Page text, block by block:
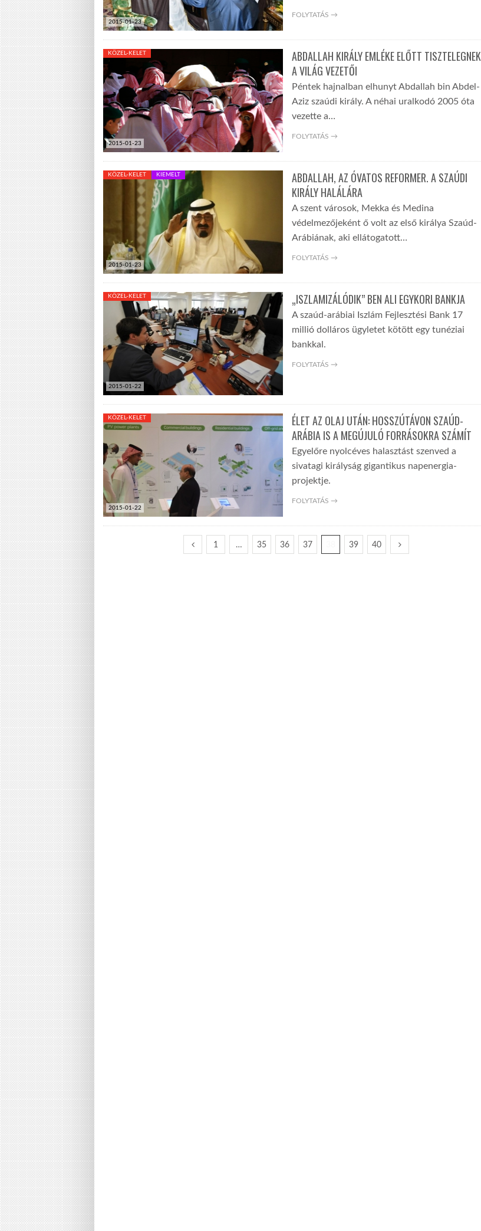
2015-01-23
FOLYTATÁS →
2015-01-23
KÖZEL-KELET
ABDALLAH KIRÁLY EMLÉKE ELŐTT TISZTELEGNEK
A VILÁG VEZETŐI
Péntek hajnalban elhunyt Abdallah bin Abdel-
Aziz szaúdi király. A néhai uralkodó 2005 óta
vezette a…
FOLYTATÁS →
2015-01-23
KÖZEL-KELET KIEMELT
ABDALLAH, AZ ÓVATOS REFORMER. A SZAÚDI
KIRÁLY HALÁLÁRA
A szent városok, Mekka és Medina
védelmezőjeként ő volt az első királya Szaúd-
Arábiának, aki ellátogatott…
FOLYTATÁS →
2015-01-22
KÖZEL-KELET „ISZLAMIZÁLÓDIK” BEN ALI EGYKORI BANKJA
A szaúd-arábiai Iszlám Fejlesztési Bank 17
millió dolláros ügyletet kötött egy tunéziai
bankkal.
FOLYTATÁS →
2015-01-22
KÖZEL-KELET
ÉLET AZ OLAJ UTÁN: HOSSZÚTÁVON SZAÚD-
ARÁBIA IS A MEGÚJULÓ FORRÁSOKRA SZÁMÍT
Egyelőre nyolcéves halasztást szenved a
sivatagi királyság gigantikus napenergia-
projektje.
FOLYTATÁS →
1 … 35 36 37 39 40